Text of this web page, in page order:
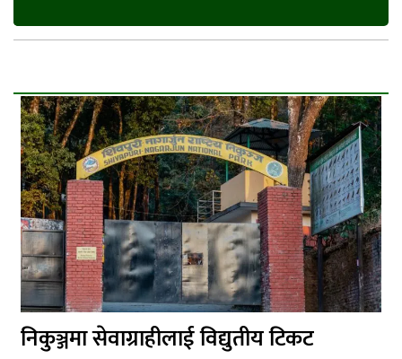
निकुञ्जमा सेवाग्राहीलाई विद्युतीय टिकट